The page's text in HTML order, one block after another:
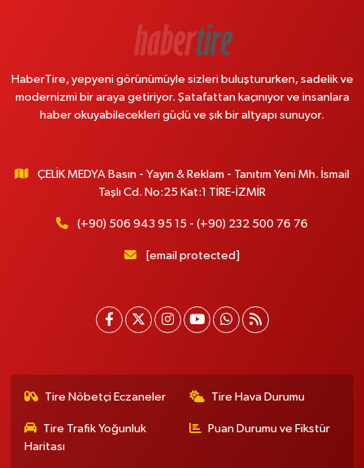
HaberTire, yepyeni görünümüyle sizleri buluştururken, sadelik ve
modernizmi bir araya getiriyor. Şatafattan kaçınıyor ve insanlara
haber okuyabilecekleri güçlü ve şık bir altyapı sunuyor.
ÇELİK MEDYA Basın - Yayın & Reklam - Tanıtım Yeni Mh. İsmail
Taşlı Cd. No:25 Kat:1 TİRE-İZMİR
(+90) 506 943 95 15 - (+90) 232 500 76 76
[email protected]
Tire Nöbetçi Eczaneler Tire Hava Durumu
Tire Trafik Yoğunluk
Haritası
Puan Durumu ve Fikstür